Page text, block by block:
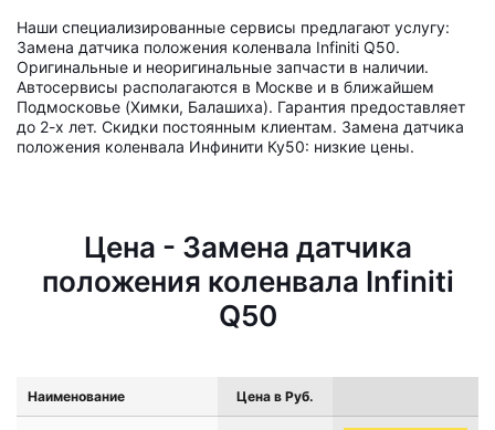
Наши специализированные сервисы предлагают услугу:
Замена датчика положения коленвала Infiniti Q50.
Оригинальные и неоригинальные запчасти в наличии.
Автосервисы располагаются в Москве и в ближайшем
Подмосковье (Химки, Балашиха). Гарантия предоставляет
до 2-х лет. Скидки постоянным клиентам. Замена датчика
положения коленвала Инфинити Ку50: низкие цены.
Цена - Замена датчика
положения коленвала Infiniti
Q50
Наименование Цена в Руб.